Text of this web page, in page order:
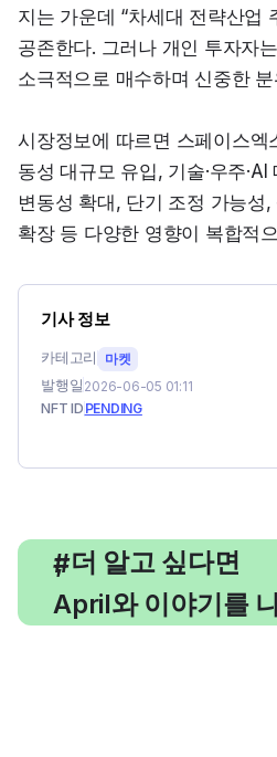
지는 가운데 “차세대 전략산업
공존한다. 그러나 개인 투자자
소극적으로 매수하며 신중한
시장정보에 따르면 스페이스엑
동성 대규모 유입, 기술·우주
변동성 확대, 단기 조정 가능성
확장 등 다양한 영향이 복합적
기사 정보
카테고리 마켓
발행일 2026-06-05 01:11
NFT ID PENDING
#
, 더 알고 싶다면
April와 이야기를